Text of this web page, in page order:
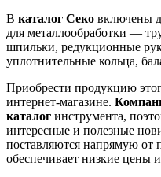
В каталог Секо включены
для металлообработки —
шпильки, редукционные
уплотнительные кольца,
Приобрести продукцию
интернет-магазине.
каталог инструмента,
интересные и полезные
поставляются напрямую от
обеспечивает низкие цены